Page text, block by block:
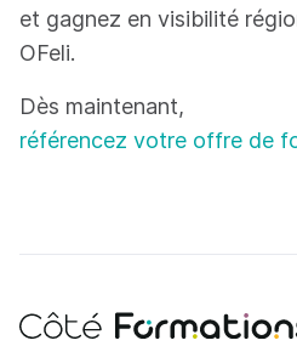
et gagnez en visibilité
OFeli.
Dès maintenant,
référencez votre offre de